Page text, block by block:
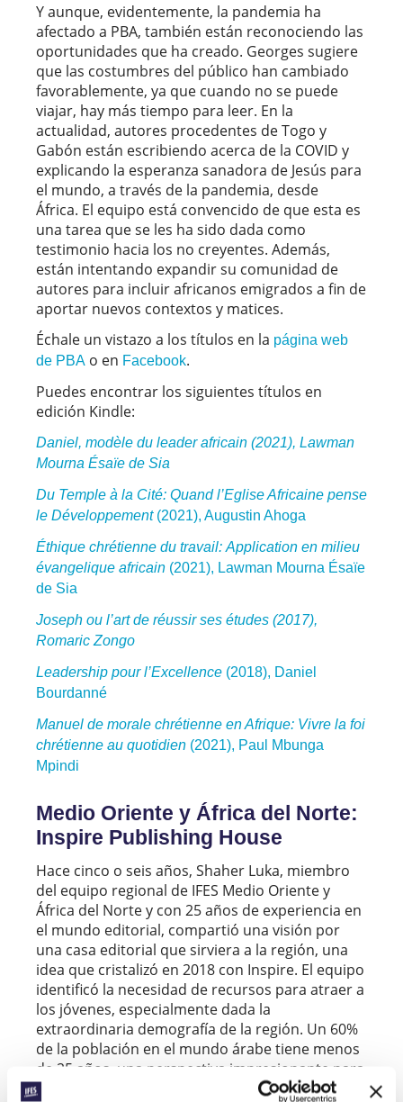
Y aunque, evidentemente, la pandemia ha
afectado a PBA, también están reconociendo las
oportunidades que ha creado. Georges sugiere
que las costumbres del público han cambiado
favorablemente, ya que cuando no se puede
viajar, hay más tiempo para leer. En la
actualidad, autores procedentes de Togo y
Gabón están escribiendo acerca de la COVID y
explicando la esperanza sanadora de Jesús para
el mundo, a través de la pandemia, desde
África. El equipo está convencido de que esta es
una tarea que se les ha sido dada como
testimonio hacia los no creyentes. Además,
están intentando expandir su comunidad de
autores para incluir africanos emigrados a fin de
aportar nuevos contextos y matices.
Échale un vistazo a los títulos en la página web
de PBA o en Facebook.
Puedes encontrar los siguientes títulos en
edición Kindle:
Daniel, modèle du leader africain (2021), Lawman
Mourna Ésaïe de Sia
Du Temple à la Cité: Quand l’Eglise Africaine pense
le Développement(2021), Augustin Ahoga
Éthique chrétienne du travail: Application en milieu
évangelique africain (2021), Lawman Mourna Ésaïe
de Sia
Joseph ou l’art de réussir ses études (2017),
Romaric Zongo
Leadership pour l’Excellence (2018), Daniel
Bourdanné
Manuel de morale chrétienne en Afrique: Vivre la foi
chrétienne au quotidien (2021), Paul Mbunga
Mpindi
Medio Oriente y África del Norte:
Inspire Publishing House
Hace cinco o seis años, Shaher Luka, miembro
del equipo regional de IFES Medio Oriente y
África del Norte y con 25 años de experiencia en
el mundo editorial, compartió una visión por
una casa editorial que sirviera a la región, una
idea que cristalizó en 2018 con Inspire. El equipo
identificó la necesidad de recursos para atraer a
los jóvenes, especialmente dada la
extraordinaria demografía de la región. Un 60%
de la población en el mundo árabe tiene menos
de 25 años, una perspectiva impresionante para
la iglesia.